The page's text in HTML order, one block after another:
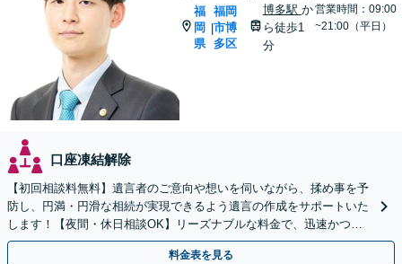
福
岡
県
|
福岡
市博
多区
博多駅 か
ら徒歩1
分
営業時間：09:00
~21:00（平日）
口座凍結解除
【初回相談料無料】遺言者のご意向や想いを伺いながら、揉め事を予
防し、円満・円滑な相続が実現できるよう遺言の作成をサポートいた
します！【夜間・休日相談OK】リーズナブルな料金で、迅速かつス
ピーディーにまごころを持って対応させて頂きます。
料金表を見る